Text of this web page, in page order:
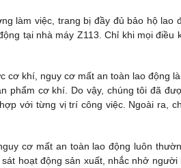
làm việc, trang bị đầy đủ bảo hộ lao
tại nhà máy Z113. Chỉ khi mọi điều
cơ khí, nguy cơ mất an toàn lao động
phẩm cơ khí. Do vậy, chúng tôi đã
với từng vị trí công việc. Ngoài ra,
cơ mất an toàn lao động luôn
hoạt động sản xuất, nhắc nhở người